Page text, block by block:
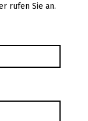
rufen Sie an.